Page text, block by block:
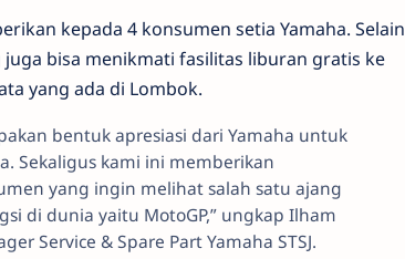
kepada 4 konsumen setia Yamaha. Selain
bisa menikmati fasilitas liburan gratis ke
yang ada di Lombok.
bentuk apresiasi dari Yamaha untuk
Sekaligus kami ini memberikan
yang ingin melihat salah satu ajang
di dunia yaitu MotoGP,” ungkap Ilham
Service & Spare Part Yamaha STSJ.